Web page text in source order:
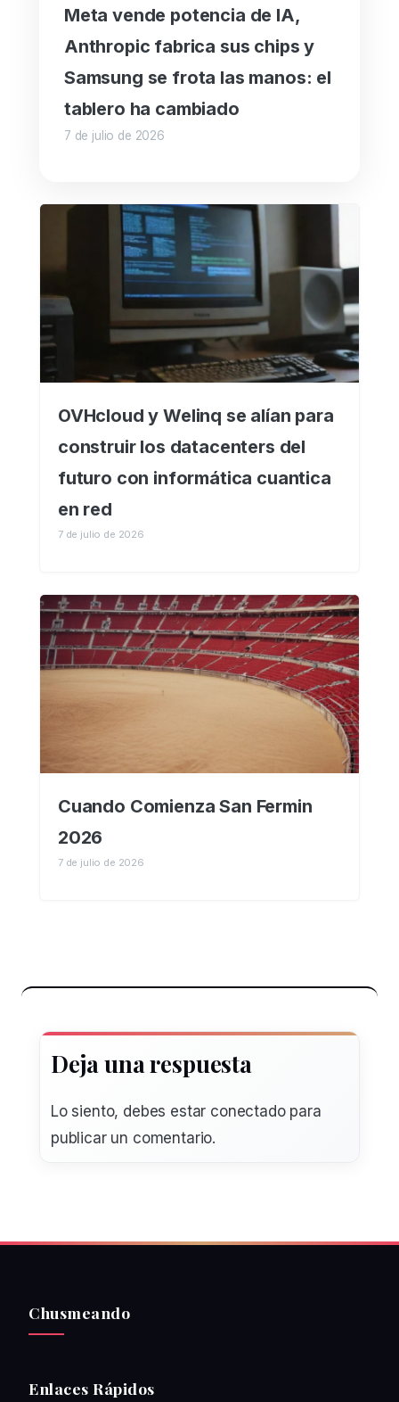
Meta vende potencia de IA,
Anthropic fabrica sus chips y
Samsung se frota las manos: el
tablero ha cambiado
7 de julio de 2026
OVHcloud y Welinq se alían para
construir los datacenters del
futuro con informática cuantica
en red
7 de julio de 2026
Cuando Comienza San Fermin
2026
7 de julio de 2026
Deja una respuesta
Lo siento, debes estar conectadopara
publicar un comentario.
Chusmeando
Enlaces Rápidos